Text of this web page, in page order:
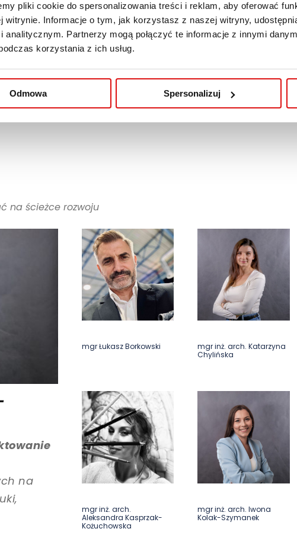
pliki cookie do spersonalizowania treści i reklam, aby oferować
witrynie. Informacje o tym, jak korzystasz z naszej witryny,
analitycznym. Partnerzy mogą połączyć te informacje z innymi
korzystania z ich usług.
Odmowa Spersonalizuj
new-
na ścieżce rozwoju
na
mgr Łukasz Borkowski
mgr inż. arch. Katarzyna
Chylińska
mgr inż. arch.
Aleksandra Kasprzak-
Kożuchowska
mgr inż. arch. Iwona
Kolak-Szymanek